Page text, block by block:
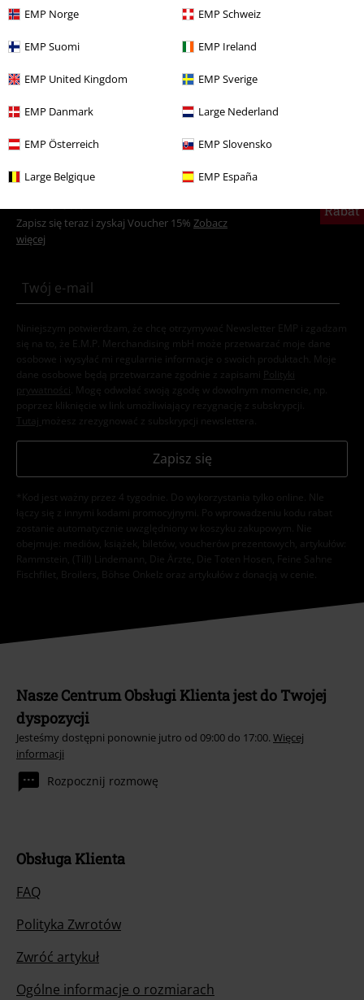
EMP Norge EMP Schweiz
EMP Suomi EMP Ireland
EMP United Kingdom EMP Sverige
EMP Danmark Large Nederland
EMP Österreich EMP Slovensko
Large Belgique EMP España
Wyprzedaż %
Wyprzedaż %
Wyprzedaż % Gaming
Nowości Biżuteria
Rabat
Zapisz się teraz i zyskaj Voucher 15% Zobacz
więcej
Niniejszym potwierdzam, że chcę otrzymywać Newsletter EMP i zgadzam
się na to, że E.M.P. Merchandising mbH może przetwarzać moje dane
osobowe i wysyłać mi regularnie informacje o swoich produktach. Moje
dane osobowe będą przetwarzane zgodnie z zapisami
Polityki
prywatności . Mogę odwołać swoją zgodę w dowolnym momencie, np.
poprzez kliknięcie w link umożliwiający rezygnację z subskrypcji.
Tutaj możesz zrezygnować z subskrypcji newslettera.
Zapisz się
*Kod jest ważny przez 4 tygodnie. Do wykorzystania tylko online. NIe
łączy się z innymi kodami promocyjnymi. Po wprowadzeniu kodu rabat
zostanie automatycznie uwzględniony w koszyku zakupowym. Nie
obejmuje: mediów, książek, biletów, voucherów prezentowych, artykułów:
Rammstein, (Till) Lindemann, Die Ärzte, Die Toten Hosen, Feine Sahne
Fischfilet, Broilers, Böhse Onkelz oraz artykułów z donacją w cenie.
Nasze Centrum Obsługi Klienta jest do Twojej
dyspozycji
Jesteśmy dostępni ponownie jutro od 09:00 do 17:00. Więcej
informacji
Rozpocznij rozmowę
Obsługa Klienta
FAQ
Polityka Zwrotów
Zwróć artykuł
Ogólne informacje o rozmiarach